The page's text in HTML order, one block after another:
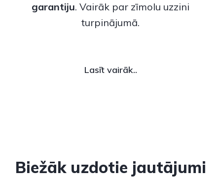
garantiju. Vairāk par zīmolu uzzini
turpinājumā.
Lasīt vairāk..
Biežāk uzdotie jautājumi